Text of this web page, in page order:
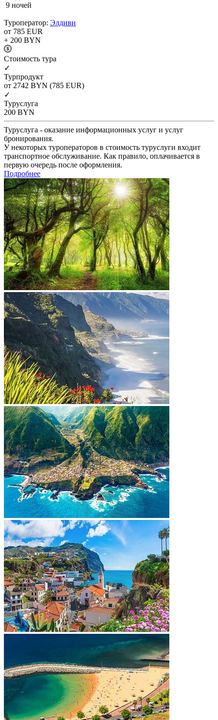
9 ночей
Туроператор: Элдиви
от 785 EUR
+ 200 BYN
Cтоимость тура
✓
Турпродукт
от 2742 BYN (785 EUR)
✓
Туруслуга
200 BYN
Туруслуга - оказание информационных услуг и услуг
бронирования.
У некоторых туроператоров в стоимость туруслуги входит
транспортное обслуживание. Как правило, оплачивается в
первую очередь после оформления.
Подробнее